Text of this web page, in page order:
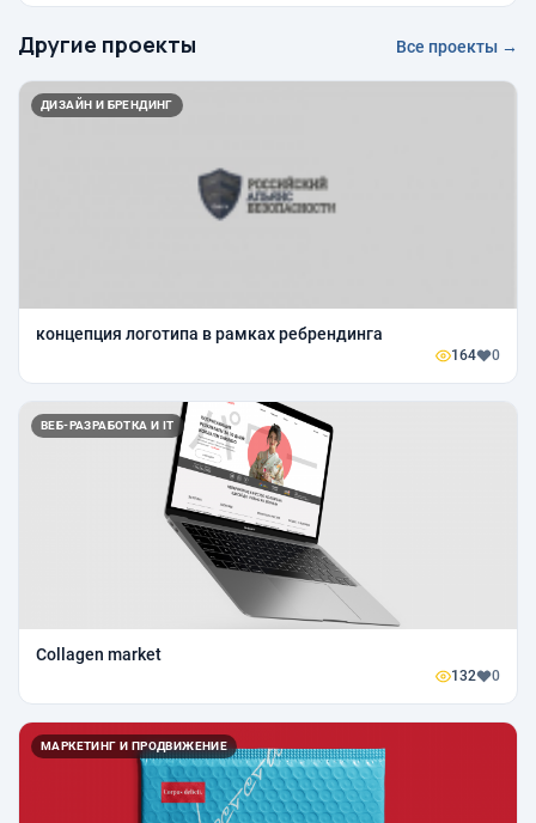
Другие проекты Все проекты →
ДИЗАЙН И БРЕНДИНГ
концепция логотипа в рамках ребрендинга
164 0
ВЕБ-РАЗРАБОТКА И IT
Collagen market
132 0
МАРКЕТИНГ И ПРОДВИЖЕНИЕ